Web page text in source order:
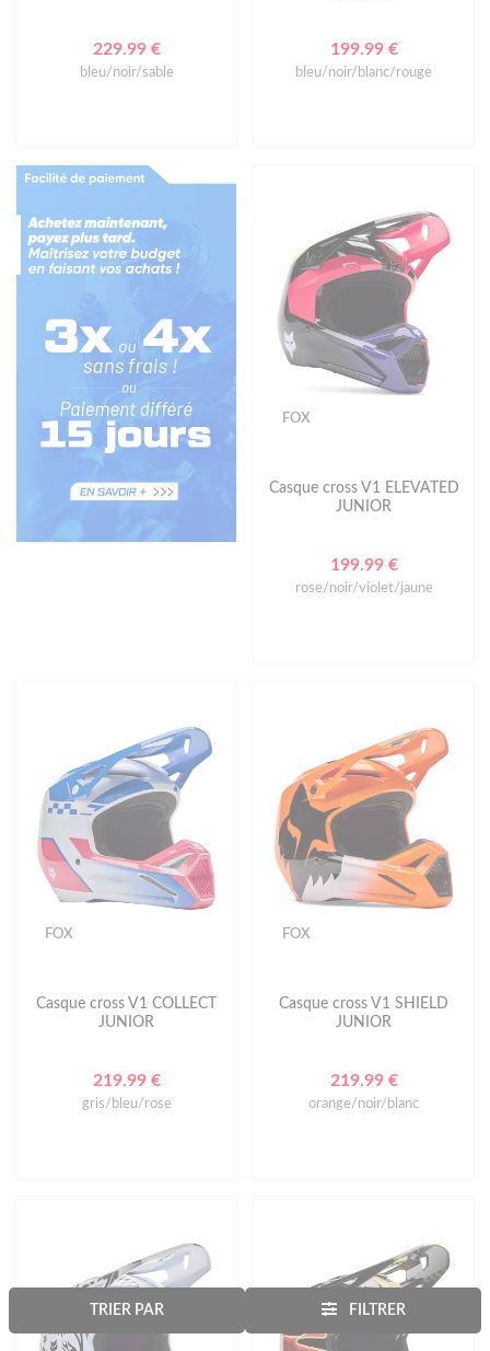
TRIER PAR FILTRER
229.99 €
bleu/noir/sable
199.99 €
bleu/noir/blanc/rouge
FOX
Casque cross V1 ELEVATED
JUNIOR
199.99 €
rose/noir/violet/jaune
FOX
Casque cross V1 COLLECT
JUNIOR
219.99 €
gris/bleu/rose
FOX
Casque cross V1 SHIELD
JUNIOR
219.99 €
orange/noir/blanc